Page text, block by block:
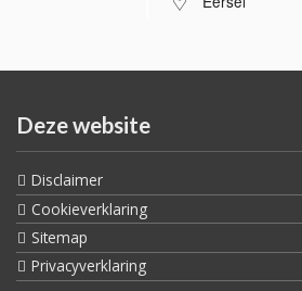
Deze website
Disclaimer
Cookieverklaring
Sitemap
Privacyverklaring